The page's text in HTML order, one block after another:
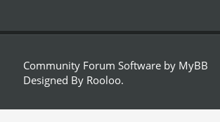
Community Forum Software by MyBB
Designed By Rooloo.